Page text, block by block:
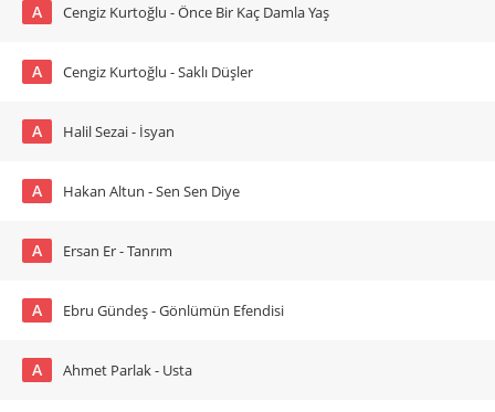
A Cengiz Kurtoğlu - Önce Bir Kaç Damla Yaş
A Cengiz Kurtoğlu - Saklı Düşler
A Halil Sezai - İsyan
A Hakan Altun - Sen Sen Diye
A Ersan Er - Tanrım
A Ebru Gündeş - Gönlümün Efendisi
A Ahmet Parlak - Usta